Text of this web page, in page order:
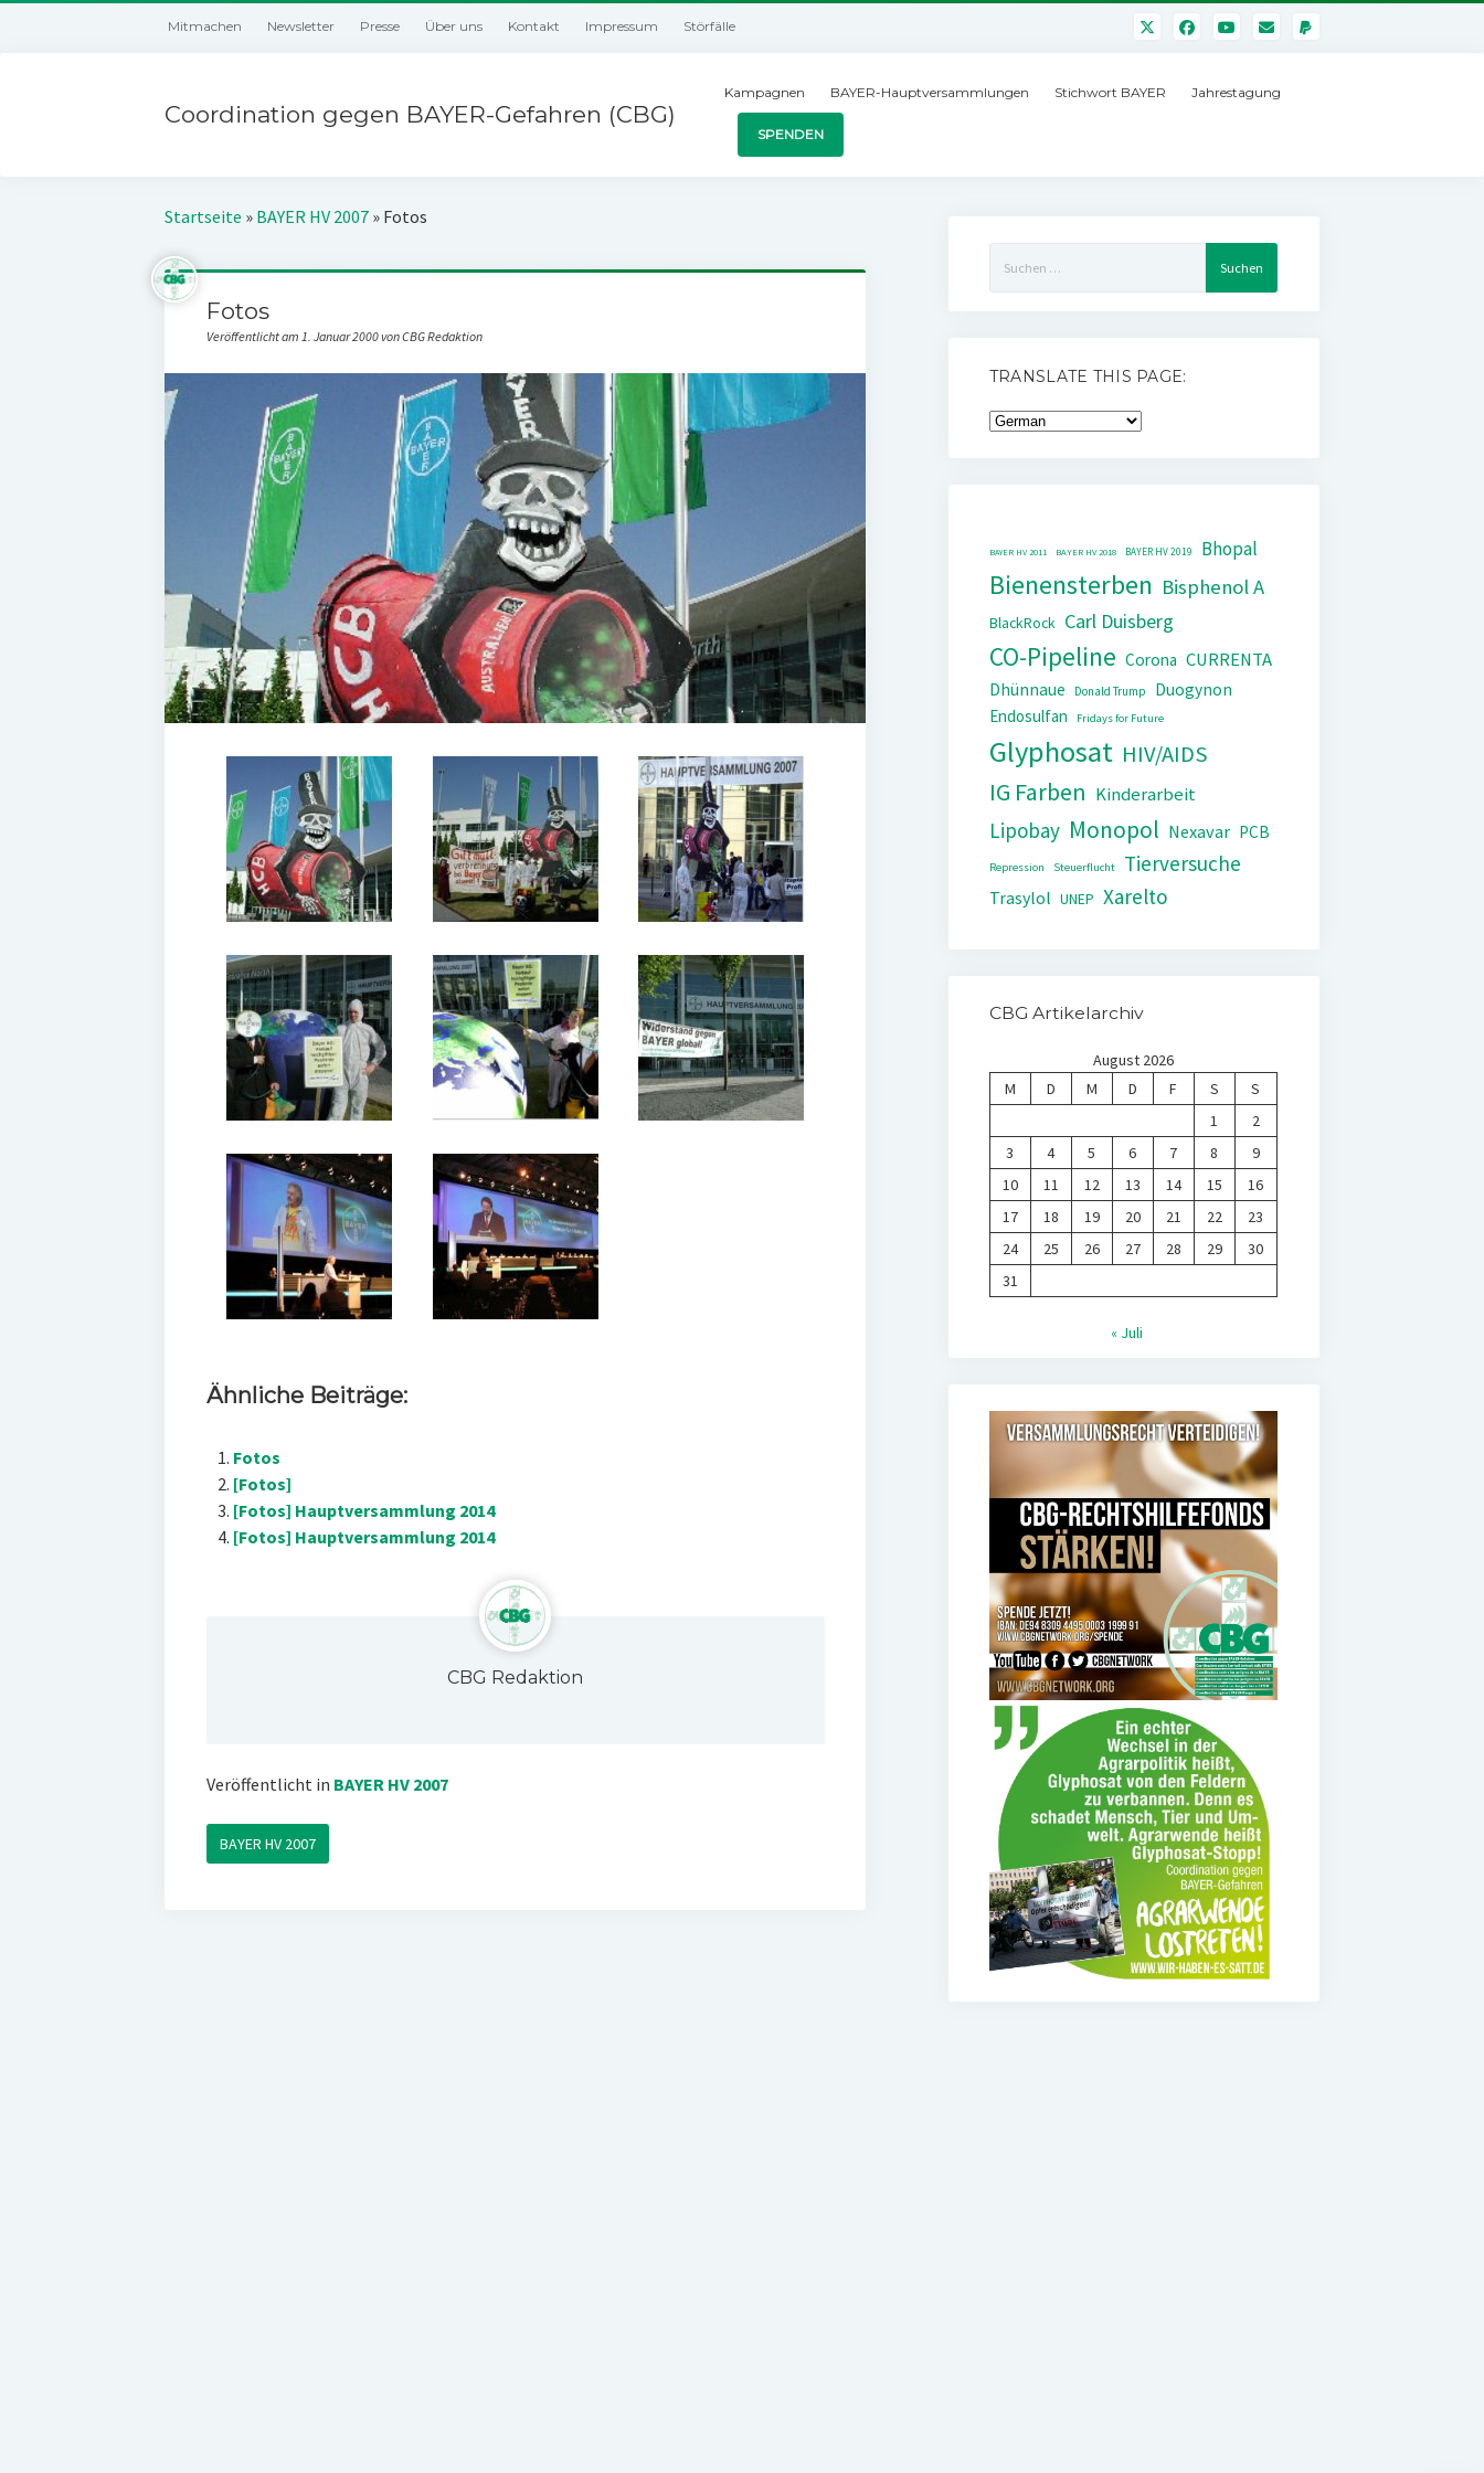
Mitmachen Newsletter Presse Über uns Kontakt Impressum Störfälle
Coordination gegen BAYER-Gefahren (CBG)
Kampagnen BAYER-Hauptversammlungen Stichwort BAYER Jahrestagung
SPENDEN
Startseite » BAYER HV 2007 » Fotos
Fotos
Veröffentlicht am 1. Januar 2000 von CBG Redaktion
Ähnliche Beiträge:
Fotos
[Fotos]
[Fotos] Hauptversammlung 2014
[Fotos] Hauptversammlung 2014
CBG Redaktion
Veröffentlicht in BAYER HV 2007
BAYER HV 2007
nach:
TRANSLATE THIS PAGE:
BAYER HV 2011 BAYER HV 2018 BAYER HV 2019 Bhopal
Bienensterben Bisphenol A
BlackRock Carl Duisberg
CO-Pipeline Corona CURRENTA
Dhünnaue Donald Trump
Duogynon
Endosulfan
Fridays for Future
Glyphosat HIV/AIDS
IG Farben Kinderarbeit
Lipobay Monopol Nexavar PCB
Repression Steuerflucht Tierversuche
Trasylol UNEP Xarelto
CBG Artikelarchiv
August 2026
M
D M D F S
S
1
2
3
4 5 6 7 8
9
10
11 12 13 14 15
16
17
18 19 20 21 22
23
24
25 26 27 28 29
30
31
« Juli